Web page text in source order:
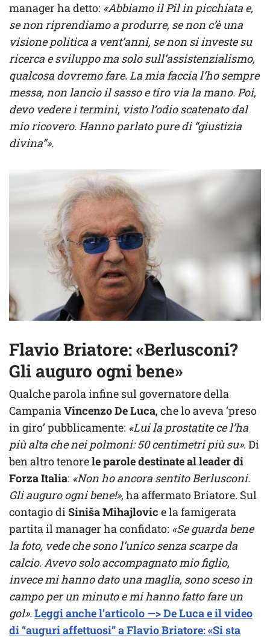
manager ha detto: «Abbiamo il Pil in picchiata e,
se non riprendiamo a produrre, se non c’è una
visione politica a vent’anni, se non si investe su
ricerca e sviluppo ma solo sull’assistenzialismo,
qualcosa dovremo fare. La mia faccia l’ho sempre
messa, non lancio il sasso e tiro via la mano. Poi,
devo vedere i termini, visto l’odio scatenato dal
mio ricovero. Hanno parlato pure di “giustizia
divina”».
Flavio Briatore: «Berlusconi?
Gli auguro ogni bene»
Qualche parola infine sul governatore della
CampaniaVincenzo De Luca, che lo aveva ‘preso
in giro’ pubblicamente: «Lui la prostatite ce l’ha
più alta che nei polmoni: 50 centimetri più su». Di
ben altro tenorele parole destinate al leader di
Forza Italia: «Non ho ancora sentito Berlusconi.
Gli auguro ogni bene!», ha affermato Briatore. Sul
contagio diSiniša Mihajlovic e la famigerata
partita il manager ha confidato: «Se guarda bene
la foto, vede che sono l’unico senza scarpe da
calcio. Avevo solo accompagnato mio figlio,
invece mi hanno dato una maglia, sono sceso in
campo per un minuto e mi hanno fatto fare un
gol».Leggi anche l’articolo —> De Luca e il video
di “auguri affettuosi” a Flavio Briatore: «Si sta